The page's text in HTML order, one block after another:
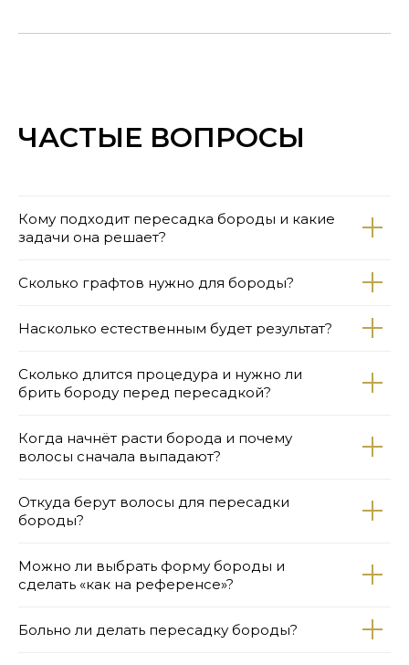
ЧАСТЫЕ ВОПРОСЫ
Кому подходит пересадка бороды и какие
задачи она решает?
Сколько графтов нужно для бороды?
Насколько естественным будет результат?
Сколько длится процедура и нужно ли
брить бороду перед пересадкой?
Когда начнёт расти борода и почему
волосы сначала выпадают?
Откуда берут волосы для пересадки
бороды?
Можно ли выбрать форму бороды и
сделать «как на референсе»?
Больно ли делать пересадку бороды?